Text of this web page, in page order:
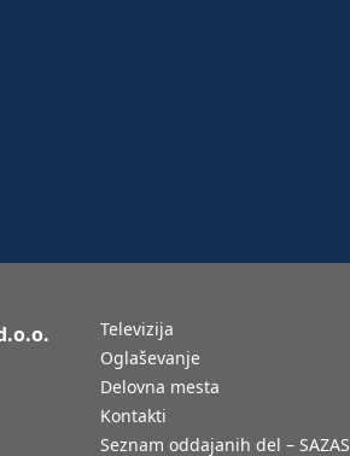
Televizija
Oglaševanje
Delovna mesta
Kontakti
Seznam oddajanih del – SAZAS